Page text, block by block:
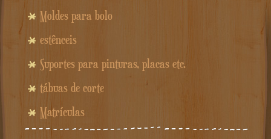
Moldes para bolo
estênceis
Suportes para pinturas, placas etc.
tábuas de corte
Matrículas